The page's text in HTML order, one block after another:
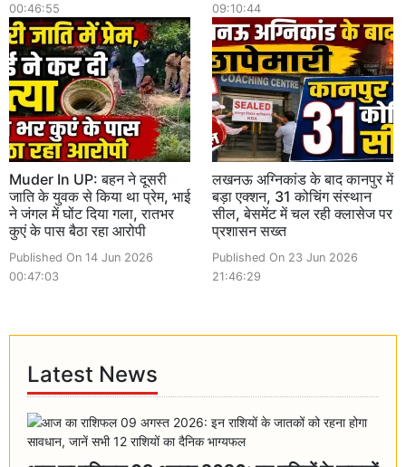
00:46:55
09:10:44
Muder In UP: बहन ने दूसरी
जाति के युवक से किया था प्रेम, भाई
ने जंगल में घोंट दिया गला, रातभर
कुएं के पास बैठा रहा आरोपी
Published On 14 Jun 2026
00:47:03
लखनऊ अग्निकांड के बाद कानपुर में
बड़ा एक्शन, 31 कोचिंग संस्थान
सील, बेसमेंट में चल रही क्लासेज पर
प्रशासन सख्त
Published On 23 Jun 2026
21:46:29
Latest News